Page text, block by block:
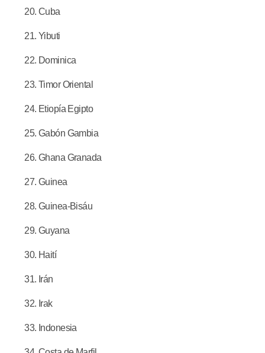
Cuba
Yibuti
Dominica
Timor Oriental
Etiopía Egipto
Gabón Gambia
Ghana Granada
Guinea
Guinea-Bisáu
Guyana
Haití
Irán
Irak
Indonesia